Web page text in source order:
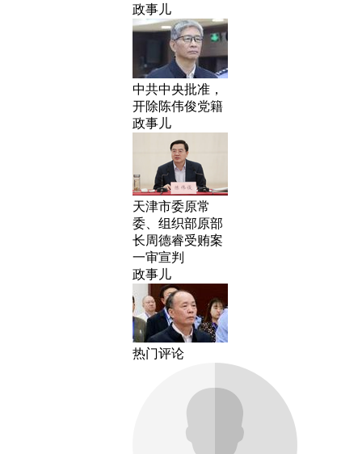
政事儿
中共中央批准，
开除陈伟俊党籍
政事儿
天津市委原常
委、组织部原部
长周德睿受贿案
一审宣判
政事儿
热门评论